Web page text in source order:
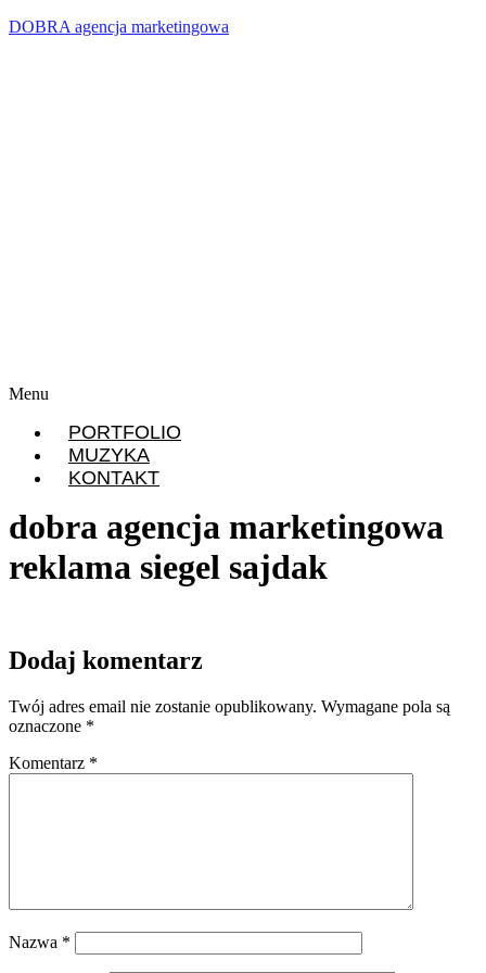
DOBRA agencja marketingowa
Menu
PORTFOLIO
MUZYKA
KONTAKT
dobra agencja marketingowa
reklama siegel sajdak
Dodaj komentarz
Twój adres email nie zostanie opublikowany. Wymagane pola są
oznaczone *
Komentarz *
Nazwa *